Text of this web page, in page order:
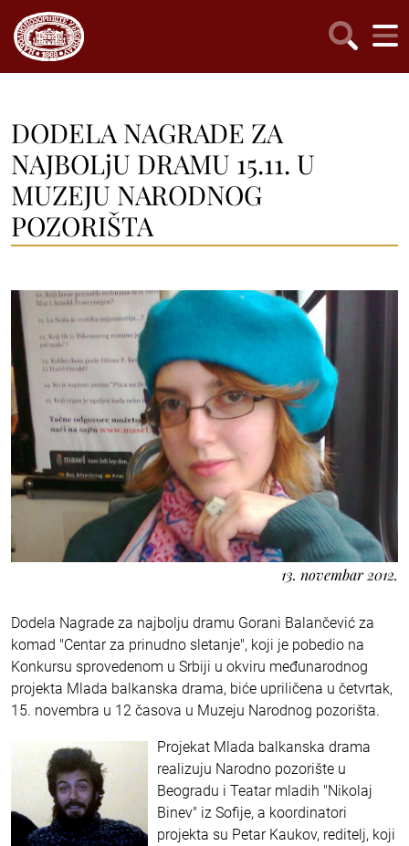
DODELA NAGRADE ZA
NAJBOLjU DRAMU 15.11. U
MUZEJU NARODNOG
POZORIŠTA
13. novembar 2012.
Dodela Nagrade za najbolju dramu Gorani Balančević za
komad "Centar za prinudno sletanje", koji je pobedio na
Konkursu sprovedenom u Srbiji u okviru međunarodnog
projekta Mlada balkanska drama, biće upriličena u četvrtak,
15. novembra u 12 časova u Muzeju Narodnog pozorišta.
Projekat Mlada balkanska drama
realizuju Narodno pozorište u
Beogradu i Teatar mladih "Nikolaj
Binev" iz Sofije, a koordinatori
projekta su Petar Kaukov, reditelj, koji